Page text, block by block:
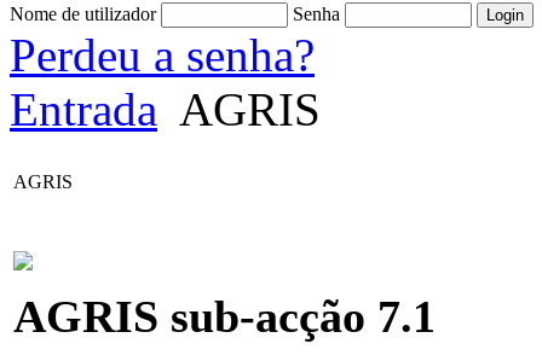
Nome de utilizador Senha
Perdeu a senha?
Entrada AGRIS
AGRIS
AGRIS sub-acção 7.1